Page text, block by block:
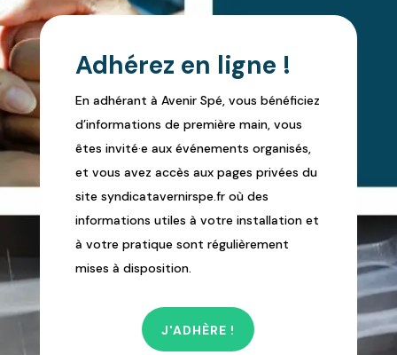
Adhérez en ligne !
En adhérant à Avenir Spé, vous bénéficiez
d’informations de première main, vous
êtes invité·e aux événements organisés,
et vous avez accès aux pages privées du
site syndicatavernirspe.fr où des
informations utiles à votre installation et
à votre pratique sont régulièrement
mises à disposition.
J'ADHÈRE !